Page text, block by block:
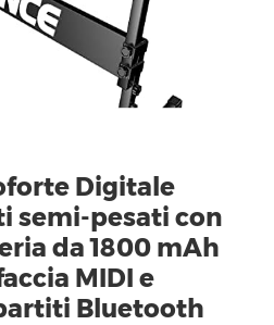
Digitale
semi-pesati con
da 1800 mAh
MIDI e
Bluetooth